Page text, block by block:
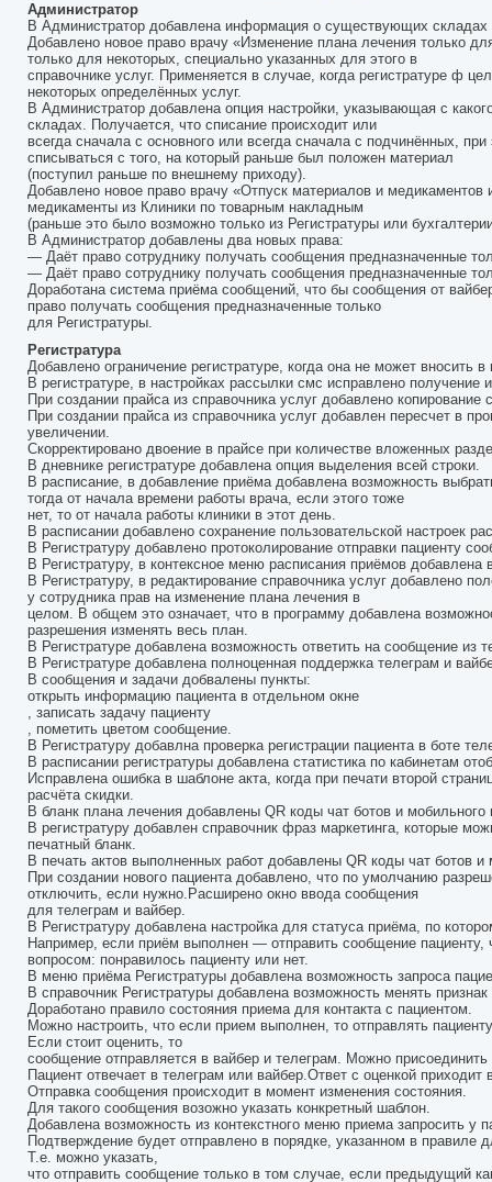
Администратор
В Администратор добавлена информация о существующих складах
Добавлено новое право врачу «Изменение плана лечения только
только для некоторых, специально указанных для этого в
справочнике услуг. Применяется в случае, когда регистратуре ф
некоторых определённых услуг.
В Администратор добавлена опция настройки, указывающая с
складах. Получается, что списание происходит или
всегда сначала с основного или всегда сначала с подчинённых,
списываться с того, на который раньше был положен материал
(поступил раньше по внешнему приходу).
Добавлено новое право врачу «Отпуск материалов и
медикаменты из Клиники по товарным накладным
(раньше это было возможно только из Регистратуры или
В Администратор добавлены два новых права:
— Даёт право сотруднику получать сообщения предназначенные
— Даёт право сотруднику получать сообщения предназначенные
Доработана система приёма сообщений, что бы сообщения от
право получать сообщения предназначенные только
для Регистратуры.
Регистратура
Добавлено ограничение регистратуре, когда она не может
В регистратуре, в настройках рассылки смс исправлено
При создании прайса из справочника услуг добавлено
При создании прайса из справочника услуг добавлен пересчет в
увеличении.
Скорректировано двоение в прайсе при количестве вложенных
В дневнике регистратуре добавлена опция выделения всей строки.
В расписание, в добавление приёма добавлена возможность
тогда от начала времени работы врача, если этого тоже
нет, то от начала работы клиники в этот день.
В расписании добавлено сохранение пользовательской настроек
В Регистратуру добавлено протоколирование отправки пациенту
В Регистратуру, в контексное меню расписания приёмов
В Регистратуру, в редактирование справочника услуг добавлено
у сотрудника прав на изменение плана лечения в
целом. В общем это означает, что в программу добавлена
разрешения изменять весь план.
В Регистратуре добавлена возможность ответить на сообщение из
В Регистратуре добавлена полноценная поддержка телеграм и
В сообщения и задачи добвалены пункты:
открыть информацию пациента в отдельном окне
, записать задачу пациенту
, пометить цветом сообщение.
В Регистратуру добавлна проверка регистрации пациента в боте
В расписании регистратуры добавлена статистика по кабинетам
Исправлена ошибка в шаблоне акта, когда при печати второй
расчёта скидки.
В бланк плана лечения добавлены QR коды чат ботов и мобильного
В регистратуру добавлен справочник фраз маркетинга, которые
печатный бланк.
В печать актов выполненных работ добавлены QR коды чат ботов
При создании нового пациента добавлено, что по умолчанию
отключить, если нужно.Расширено окно ввода сообщения
для телеграм и вайбер.
В Регистратуру добавлена настройка для статуса приёма, по
Например, если приём выполнен — отправить сообщение пациенту,
вопросом: понравилось пациенту или нет.
В меню приёма Регистратуры добавлена возможность запроса
В справочник Регистратуры добавлена возможность менять
Доработано правило состояния приема для контакта с пациентом.
Можно настроить, что если прием выполнен, то отправлять
Если стоит оценить, то
сообщение отправляется в вайбер и телеграм. Можно
Пациент отвечает в телеграм или вайбер.Ответ с оценкой
Отправка сообщения происходит в момент изменения состояния.
Для такого сообщения возожно указать конкретный шаблон.
Добавлена возможность из контекстного меню приема запросить у
Подтверждение будет отправлено в порядке, указанном в правиле
Т.е. можно указать,
что отправить сообщение только в том случае, если предыдущий